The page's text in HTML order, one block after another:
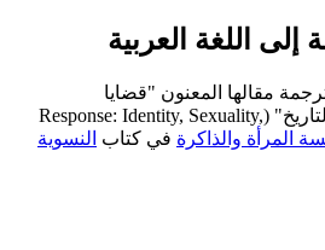
إلى اللغة العربية
مقالها المعنون "قضايا
نظرية:الهوية والجنسانية والتاريخ" (Response: Identity, Sexuality,
المرأة والذاكرة في كتاب النسوية